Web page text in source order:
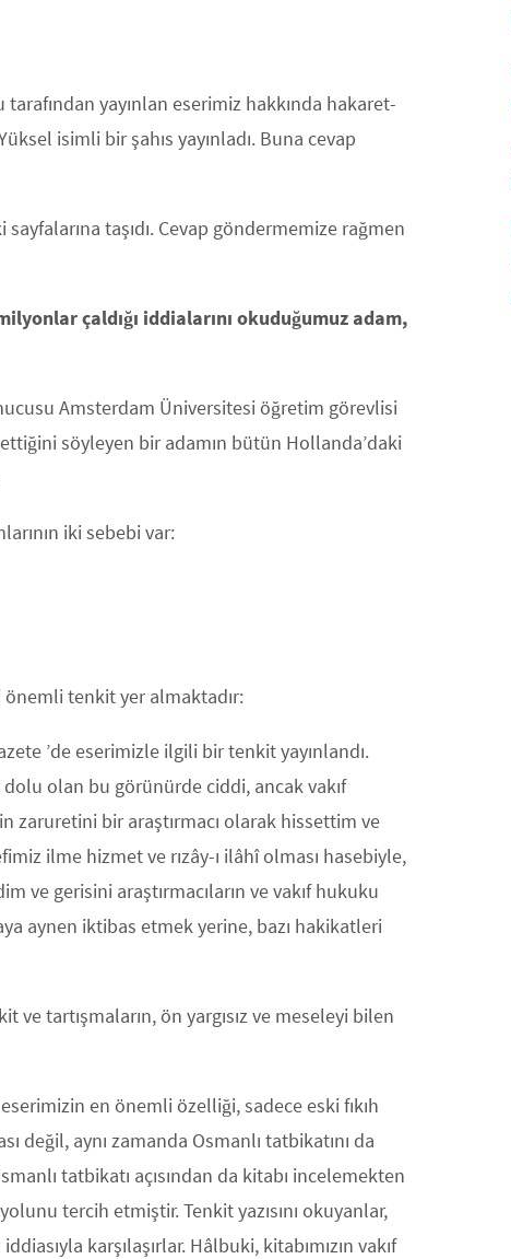
tarafından yayınlan eserimiz hakkında hakaret-
isimli bir şahıs yayınladı. Buna cevap
sayfalarına taşıdı. Cevap göndermemize rağmen
çaldığı iddialarını okuduğumuz adam,
Amsterdam Üniversitesi öğretim görevlisi
söyleyen bir adamın bütün Hollanda’daki
iki sebebi var:
tenkit yer almaktadır:
’de eserimizle ilgili bir tenkit yayınlandı.
olan bu görünürde ciddi, ancak vakıf
zaruretini bir araştırmacı olarak hissettim ve
ilme hizmet ve rızây-ı ilâhî olması hasebiyle,
ve gerisini araştırmacıların ve vakıf hukuku
aynen iktibas etmek yerine, bazı hakikatleri
ve tartışmaların, ön yargısız ve meseleyi bilen
eserimizin en önemli özelliği, sadece eski fıkıh
değil, aynı zamanda Osmanlı tatbikatını da
tatbikatı açısından da kitabı incelemekten
tercih etmiştir. Tenkit yazısını okuyanlar,
karşılaşırlar. Hâlbuki, kitabımızın vakıf